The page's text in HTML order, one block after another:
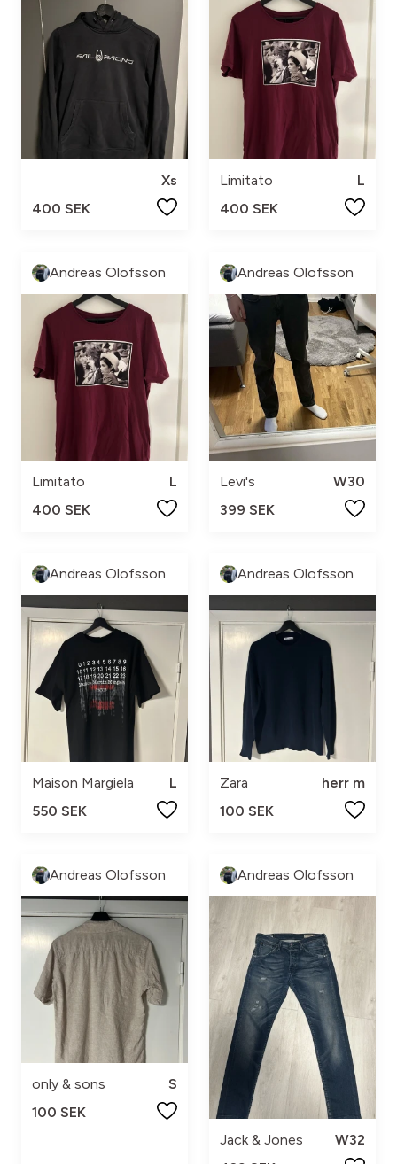
Xs
400 SEK
Limitato
L
400 SEK
Andreas Olofsson
Limitato
L
400 SEK
Andreas Olofsson
Levi's
W30
399 SEK
Andreas Olofsson
Maison Margiela
L
550 SEK
Andreas Olofsson
Zara
herr m
100 SEK
Andreas Olofsson
only & sons
S
100 SEK
Andreas Olofsson
Jack & Jones
W32